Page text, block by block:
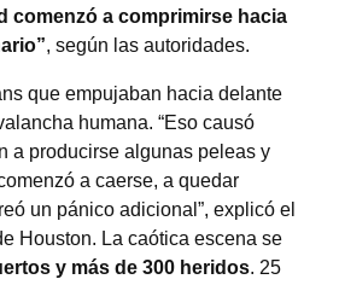
comenzó a comprimirse hacia
, según las autoridades.
que empujaban hacia delante
humana. “Eso causó
a producirse algunas peleas y
a caerse, a quedar
un pánico adicional”, explicó el
Houston. La caótica escena se
y más de 300 heridos. 25